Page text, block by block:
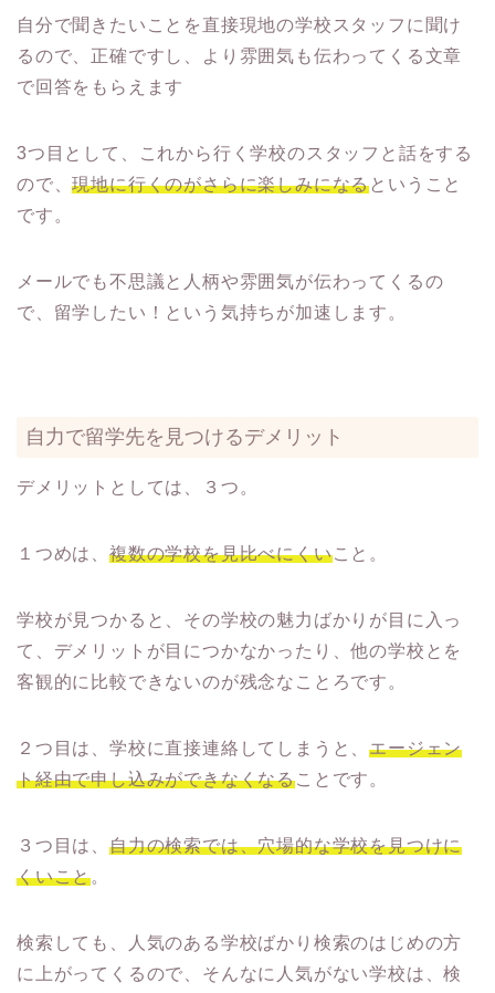
自分で聞きたいことを直接現地の学校スタッフに聞け
るので、正確ですし、より雰囲気も伝わってくる文章
で回答をもらえます
3つ目として、これから行く学校のスタッフと話をする
ので、現地に行くのがさらに楽しみになるということ
です。
メールでも不思議と人柄や雰囲気が伝わってくるの
で、留学したい！という気持ちが加速します。
自力で留学先を見つけるデメリット
デメリットとしては、３つ。
１つめは、 複数の学校を見比べにくいこと。
学校が見つかると、その学校の魅力ばかりが目に入っ
て、デメリットが目につかなかったり、他の学校とを
客観的に比較できないのが残念なことろです。
２つ目は、学校に直接連絡してしまうと、エージェン
ト経由で申し込みができなくなることです。
３つ目は、 自力の検索では、穴場的な学校を見つけに
くいこと。
検索しても、人気のある学校ばかり検索のはじめの方
に上がってくるので、そんなに人気がない学校は、検